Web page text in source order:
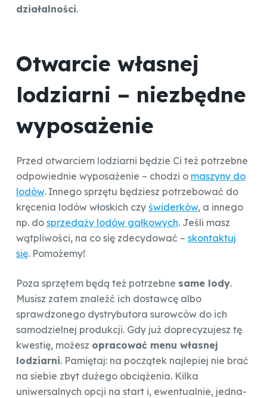
działalności.
Otwarcie własnej
lodziarni – niezbędne
wyposażenie
Przed otwarciem lodziarni będzie Ci też potrzebne
odpowiednie wyposażenie – chodzi o maszyny do
lodów. Innego sprzętu będziesz potrzebować do
kręcenia lodów włoskich czy świderków, a innego
np. do sprzedaży lodów gałkowych. Jeśli masz
wątpliwości, na co się zdecydować – skontaktuj
się. Pomożemy!
Poza sprzętem będą też potrzebne same lody.
Musisz zatem znaleźć ich dostawcę albo
sprawdzonego dystrybutora surowców do ich
samodzielnej produkcji. Gdy już doprecyzujesz tę
kwestię, możesz opracować menu własnej
lodziarni. Pamiętaj: na początek najlepiej nie brać
na siebie zbyt dużego obciążenia. Kilka
uniwersalnych opcji na start i, ewentualnie, jedna-